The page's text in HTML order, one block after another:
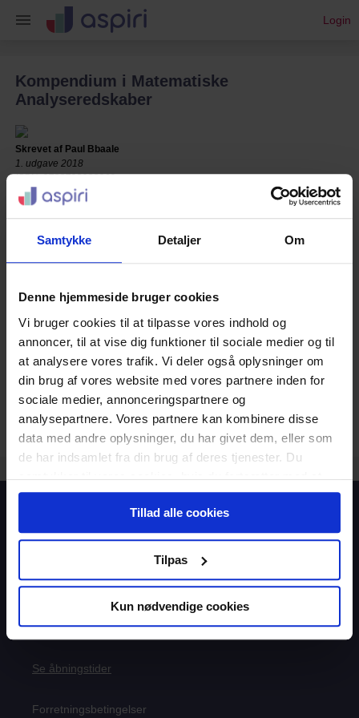
Samtykke Detaljer Om
Denne hjemmeside bruger cookies
Vi bruger cookies til at tilpasse vores indhold og
annoncer, til at vise dig funktioner til sociale medier og til
at analysere vores trafik. Vi deler også oplysninger om
din brug af vores website med vores partnere inden for
sociale medier, annonceringspartnere og
analysepartnere. Vores partnere kan kombinere disse
data med andre oplysninger, du har givet dem, eller som
de har indsamlet fra din brug af deres tjenester. Du
samtykker til vores cookies, hvis du fortsætter med at
anvende vores hjemmeside.
Tillad alle cookies
Tilpas
Kun nødvendige cookies
Login
Kompendium i Matematiske
Analyseredskaber
Skrevet af Paul Bbaale
1. udgave 2018
ISBN: 9788793088269
190 sider
8827 1787
Lukket
Telefon
Lukket(åbner 09:00)
Falkoner Alle 13, 1.
Se åbningstider
Forretningsbetingelser